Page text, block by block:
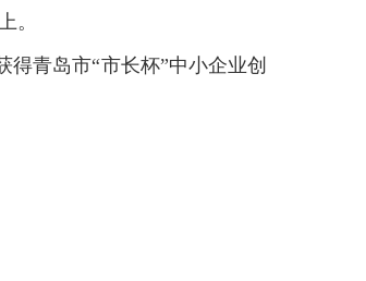
。
青岛市“市长杯”中小企业创